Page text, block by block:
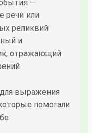
—
речи или
реликвий
и
отражающий
выражения
помогали